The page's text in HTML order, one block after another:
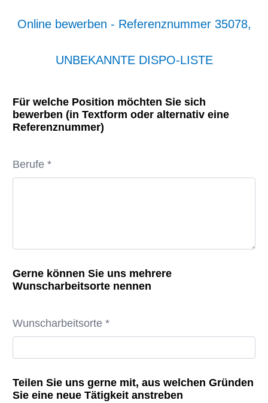
Online bewerben - Referenznummer 35078,
UNBEKANNTE DISPO-LISTE
Für welche Position möchten Sie sich
bewerben (in Textform oder alternativ eine
Referenznummer)
Berufe *
Gerne können Sie uns mehrere
Wunscharbeitsorte nennen
Wunscharbeitsorte *
Teilen Sie uns gerne mit, aus welchen Gründen
Sie eine neue Tätigkeit anstreben